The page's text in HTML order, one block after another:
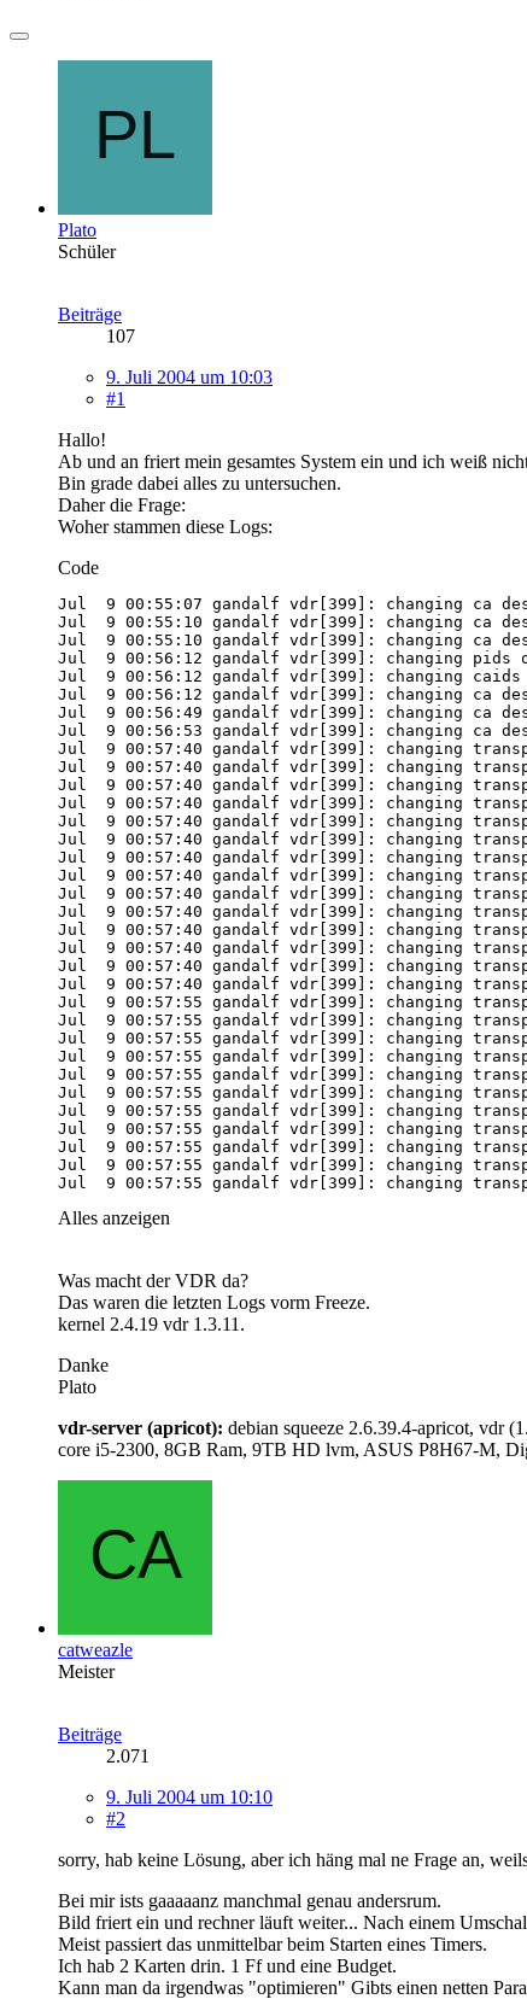
Plato
Schüler
Beiträge
107
9. Juli 2004 um 10:03
#1
Hallo!
Ab und an friert mein gesamtes System ein und ich weiß
Bin grade dabei alles zu untersuchen.
Daher die Frage:
Woher stammen diese Logs:
Code
Jul  9 00:57:55 gandalf vdr[399]: changing
Alles anzeigen
Was macht der VDR da?
Das waren die letzten Logs vorm Freeze.
kernel 2.4.19 vdr 1.3.11.
Danke
Plato
vdr-server (apricot): debian squeeze 2.6.39.4-apricot, vdr
core i5-2300, 8GB Ram, 9TB HD lvm, ASUS P8H67-M,
catweazle
Meister
Beiträge
2.071
9. Juli 2004 um 10:10
#2
sorry, hab keine Lösung, aber ich häng mal ne Frage an,
Bei mir ists gaaaaanz manchmal genau andersrum.
Bild friert ein und rechner läuft weiter... Nach einem
Meist passiert das unmittelbar beim Starten eines Timers.
Ich hab 2 Karten drin. 1 Ff und eine Budget.
Kann man da irgendwas "optimieren" Gibts einen netten